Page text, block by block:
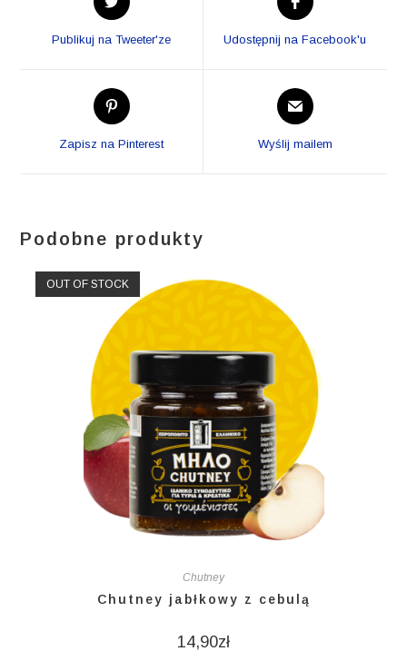
in
new
Publikuj na Tweeter'ze
in
new
Udostępnij na Facebook'u
Opens
in
Zapisz na Pinterest
Opens
in
new
Wyślij mailem
Podobne produkty
OUT OF STOCK
Chutney
Chutney jabłkowy z cebulą
14,90zł